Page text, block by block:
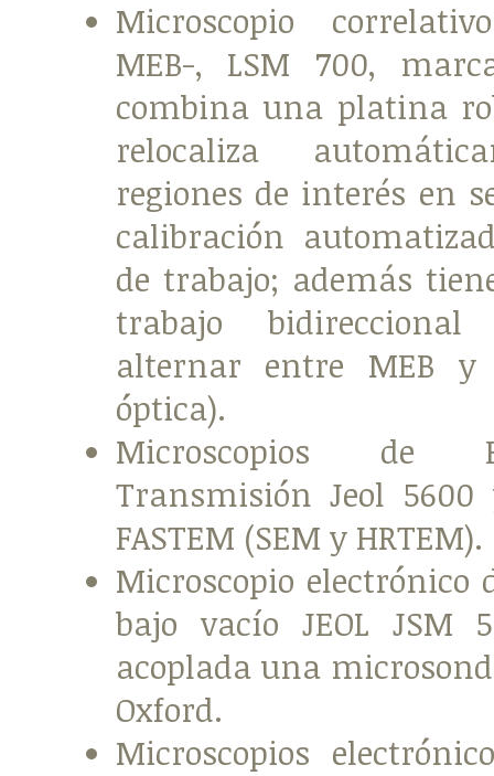
Microscopio
MEB-, LSM 700,
combina una platina
relocaliza
regiones de interés en
calibración
de trabajo; además
trabajo
alternar entre MEB y
óptica).
Microscopios de
Transmisión Jeol 5600
FASTEM (SEM y HRTEM).
Microscopio electrónico
bajo vacío JEOL JSM
acoplada una
Oxford.
Microscopios